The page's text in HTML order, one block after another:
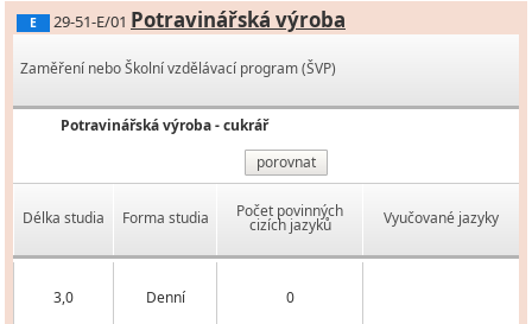
E 29-51-E/01 Potravinářská výroba
Zaměření nebo Školní vzdělávací program (ŠVP)
Potravinářská výroba - cukrář
porovnat
Délka studia Forma studia Počet povinných
cizích jazyků Vyučované jazyky
3,0 Denní 0